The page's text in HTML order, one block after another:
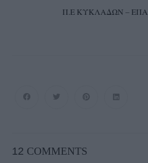
Π.Ε ΚΥΚΛΑΔΩΝ –
12 COMMENTS